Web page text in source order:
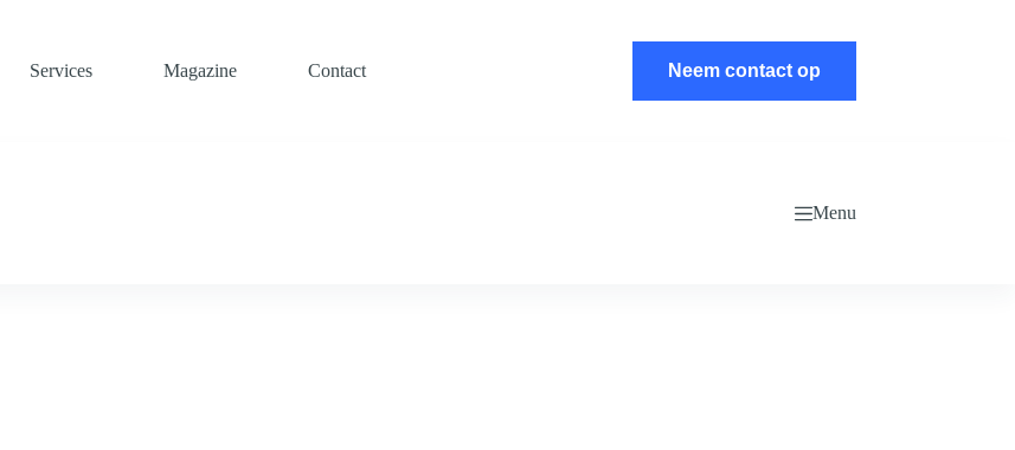
Services Magazine Contact Neem contact op
Menu